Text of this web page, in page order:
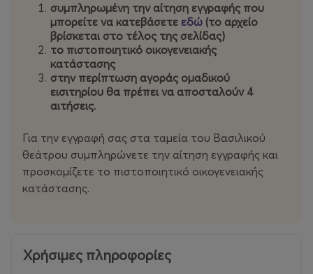
ανακαλύψουν νέες δεξιότητες και να διερευνήσουν
τόσο το δικό τους ρόλο όσο και των άλλων στην
κοινωνία. Τα παιδιά μέσα από το θέατρο επικοινωνούν,
μοιράζονται και εξελίσσονται, καθώς κάθε θεατρική
δραστηριότητα είναι ένα ταξίδι αναζήτησης και μια
πολύπλευρη εμπειρία.
τη συνεργασία ηθοποιών του ΚΘΒΕ, οκτώ (8) θεματικές
εβδομάδες για παιδιά προ νηπιακής και δημοτικής
ηλικίας ειδικά τμήματα για παιδιά ηλικίας 5 ετών (έτος
γεννήσεως το 2021), 6-7
2015) με συγκεκριμένες δραστηριότητες, όπως:
ξεναγήσεις σε χώρους του θεάτρου, διαδραστικούς
συμπληρωμένη την αίτηση εγγραφής που
μπορείτε να κατεβάσετε εδώ (το αρχείο
βρίσκεται στο τέλος της σελίδας)
το πιστοποιητικό οικογενειακής
κατάστασης
στην περίπτωση αγοράς ομαδικού
εισιτηρίου θα πρέπει να αποσταλούν 4
αιτήσεις.
Για την εγγραφή σας στα ταμεία του Βασιλικού
θεάτρου συμπληρώνετε την αίτηση εγγραφής και
προσκομίζετε το πιστοποιητικό οικογενειακής
κατάστασης.
Χρήσιμες πληροφορίες